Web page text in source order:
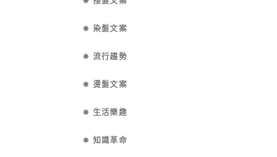
✵ 染髮文案
✵ 流行趨勢
✵ 燙髮文案
✵ 生活樂趣
✵ 知識革命